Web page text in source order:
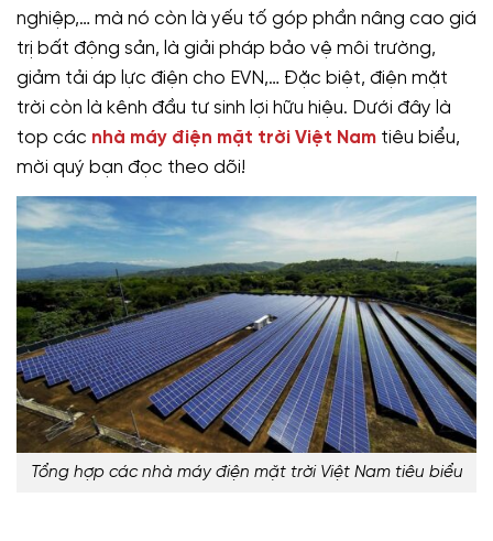
nghiệp,… mà nó còn là yếu tố góp phần nâng cao giá
trị bất động sản, là giải pháp bảo vệ môi trường,
giảm tải áp lực điện cho EVN,… Đặc biệt, điện mặt
trời còn là kênh đầu tư sinh lợi hữu hiệu. Dưới đây là
top các nhà máy điện mặt trời Việt Nam tiêu biểu,
mời quý bạn đọc theo dõi!
Tổng hợp các nhà máy điện mặt trời Việt Nam tiêu biểu